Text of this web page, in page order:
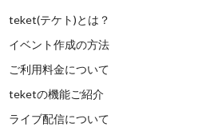
teket(テケト)とは？
イベント作成の方法
ご利用料金について
teketの機能ご紹介
ライブ配信について